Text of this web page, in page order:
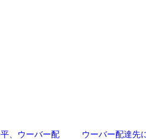
、ウーバー配 ウーバー配達先